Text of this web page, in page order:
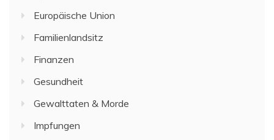
Europäische Union
Familienlandsitz
Finanzen
Gesundheit
Gewalttaten & Morde
Impfungen